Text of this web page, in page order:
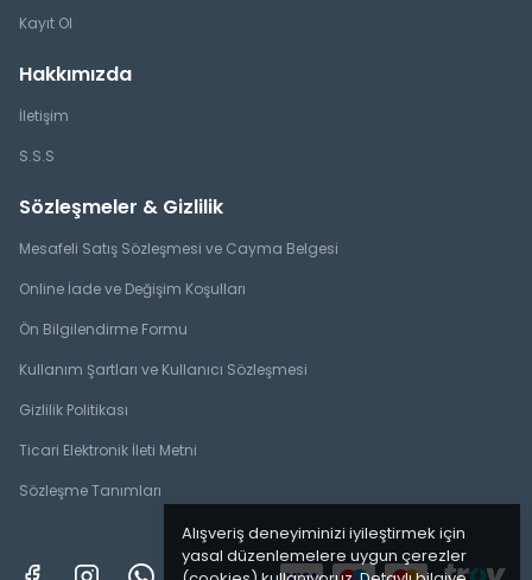
Alışveriş deneyiminizi iyileştirmek için
yasal düzenlemelere uygun çerezler
Kayıt Ol
Hakkımızda
İletişim
S.S.S
Sözleşmeler & Gizlilik
Mesafeli Satış Sözleşmesi ve Cayma Belgesi
Online İade ve Değişim Koşulları
Ön Bilgilendirme Formu
Kullanım Şartları ve Kullanıcı Sözleşmesi
Gizlilik Politikası
Ticari Elektronik İleti Metni
Sözleşme Tanımları